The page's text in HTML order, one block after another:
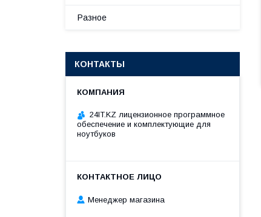
Разное
КОНТАКТЫ
24IT.KZ лицензионное программное
обеспечение и комплектующие для
ноутбуков
Менеджер магазина